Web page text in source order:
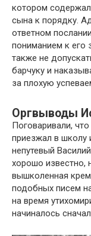
котором
сына к порядку.
ответном
пониманием к его
также не
барчуку и
за плохую
Оргвыводы
Поговаривали,
приезжал в школу
непутевый
хорошо известно,
вышколенная
подобных писем
на время
начиналось